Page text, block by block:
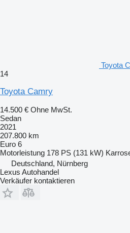
Toyota
14
Toyota Camry
14.500 € Ohne MwSt.
Sedan
2021
207.800 km
Euro 6
Motorleistung 178 PS (131 kW)
Deutschland, Nürnberg
Lexus Autohandel
Verkäufer kontaktieren